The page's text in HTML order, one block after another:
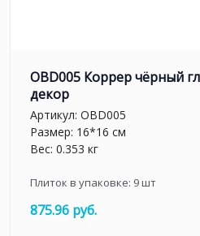
OBD005 Коррер чёрный
декор
Артикул: OBD005
Размер: 16*16 см
Вес: 0.353 кг
Плиток в упаковке: 9шт
875.96 руб.